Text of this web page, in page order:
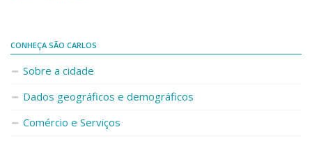
Ouvidoria do Campus
Urgências
CONHEÇA SÃO CARLOS
Sobre a cidade
Dados geográficos e demográficos
Comércio e Serviços